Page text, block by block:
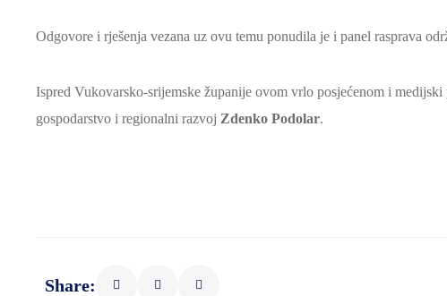
Odgovore i rješenja vezana uz ovu temu ponudila je i panel rasprava
Ispred Vukovarsko-srijemske županije ovom vrlo posjećenom i
gospodarstvo i regionalni razvoj Zdenko Podolar.
Share: